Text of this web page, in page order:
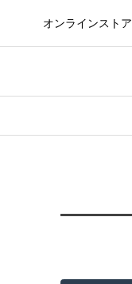
オンラインストア